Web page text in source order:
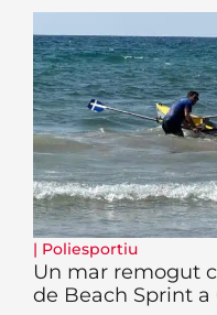
| Poliesportiu
Un mar remogut
de Beach Sprint a